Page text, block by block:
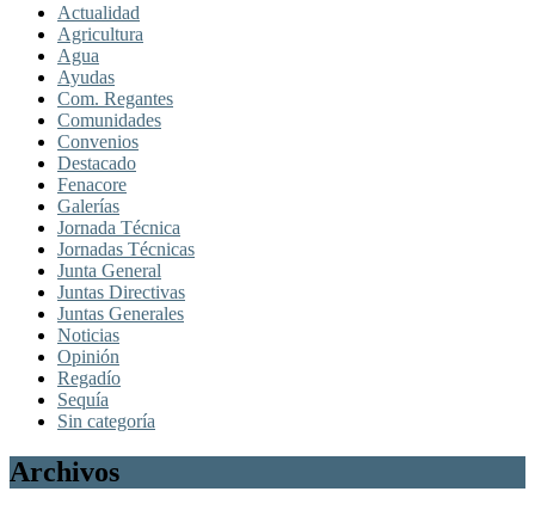
Actualidad
Agricultura
Agua
Ayudas
Com. Regantes
Comunidades
Convenios
Destacado
Fenacore
Galerías
Jornada Técnica
Jornadas Técnicas
Junta General
Juntas Directivas
Juntas Generales
Noticias
Opinión
Regadío
Sequía
Sin categoría
Archivos